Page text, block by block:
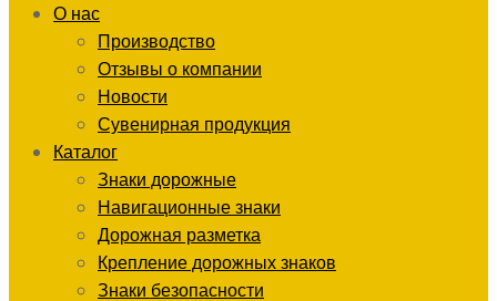
О нас
Производство
Отзывы о компании
Новости
Сувенирная продукция
Каталог
Знаки дорожные
Навигационные знаки
Дорожная разметка
Крепление дорожных знаков
Знаки безопасности